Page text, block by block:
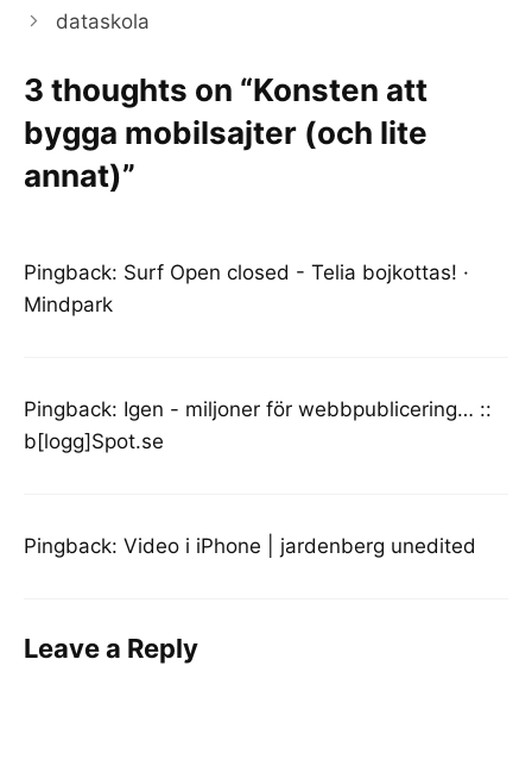
dataskola
3 thoughts on “Konsten att
bygga mobilsajter (och lite
annat)”
Pingback: Surf Open closed - Telia bojkottas! ·
Mindpark
Pingback: Igen - miljoner för webbpublicering… ::
b[logg]Spot.se
Pingback: Video i iPhone | jardenberg unedited
Leave a Reply